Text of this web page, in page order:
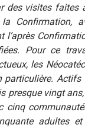
des visites faites
Confirmation,
l’après
Pour ce
les
particulière.
presque vingt
cinq
adultes